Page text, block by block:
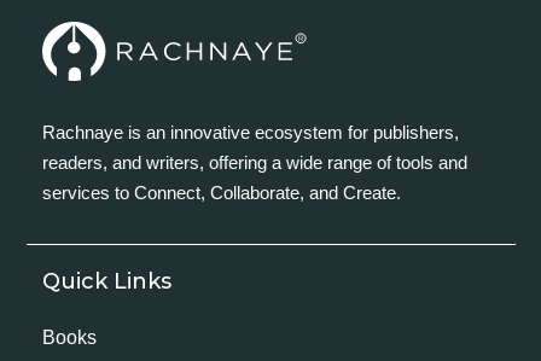
Rachnaye is an innovative ecosystem for publishers,
readers, and writers, offering a wide range of tools and
services to Connect, Collaborate, and Create.
Quick Links
Books